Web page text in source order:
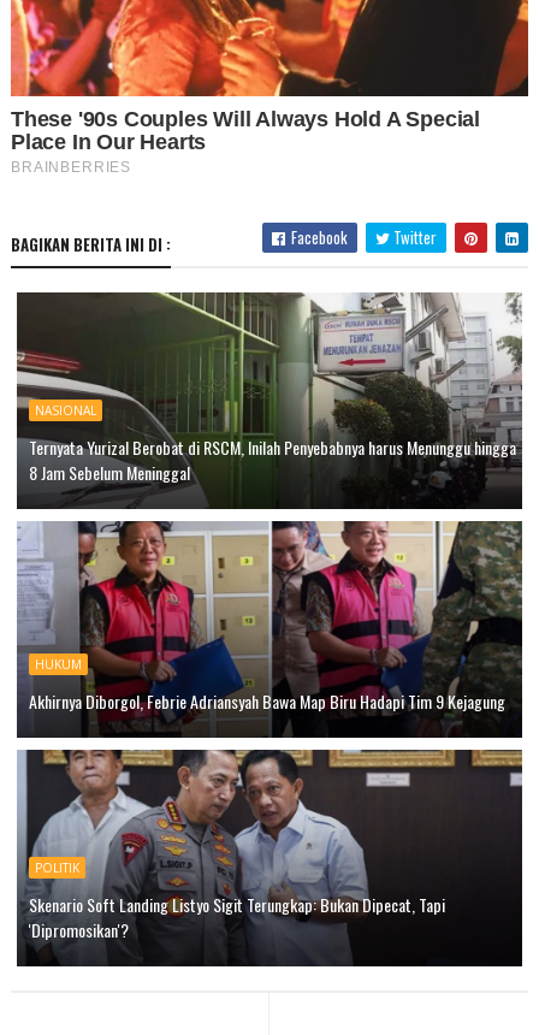
BAGIKAN BERITA INI DI : Facebook Twitter
NASIONAL
Ternyata Yurizal Berobat di RSCM, Inilah Penyebabnya harus Menunggu hingga
8 Jam Sebelum Meninggal
HUKUM
Akhirnya Diborgol, Febrie Adriansyah Bawa Map Biru Hadapi Tim 9 Kejagung
POLITIK
Skenario Soft Landing Listyo Sigit Terungkap: Bukan Dipecat, Tapi
'Dipromosikan'?